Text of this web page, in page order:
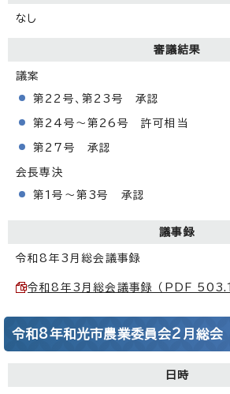
なし
審議結果
議案
第22号、第23号 承認
第24号～第26号 許可相当
第27号 承認
会長専決
第1号～第3号 承認
議事録
令和8年3月総会議事録
令和8年3月総会議事録 （PDF
令和8年和光市農業委員会2月総会
日時